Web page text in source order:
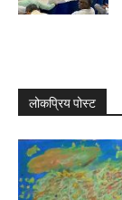
लोकप्रिय पोस्ट